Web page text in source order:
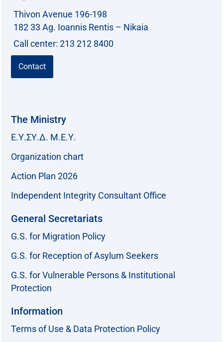
Thivon Avenue 196-198
182 33 Ag. Ioannis Rentis – Nikaia
Call center: 213 212 8400
Contact
The Ministry
Ε.Υ.ΣΥ.Δ. Μ.Ε.Υ.
Organization chart
Action Plan 2026
Independent Integrity Consultant Office
General Secretariats
G.S. for Migration Policy
G.S. for Reception of Asylum Seekers
G.S. for Vulnerable Persons & Institutional
Protection
Information
Terms of Use & Data Protection Policy